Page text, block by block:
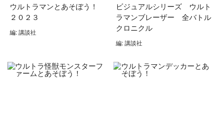
ウルトラマンとあそぼう！
２０２３
編: 講談社
ビジュアルシリーズ ウルト
ラマンブレーザー 全バトル
クロニクル
編: 講談社